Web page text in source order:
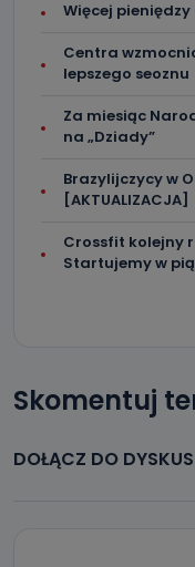
Więcej
Centra
lepszego seoznu
Za miesiąc
na „Dziady”
Brazylijczycy w
[AKTUALIZACJA]
Crossfit kolejny
Startujemy w
Skomentuj
DOŁĄCZ DO